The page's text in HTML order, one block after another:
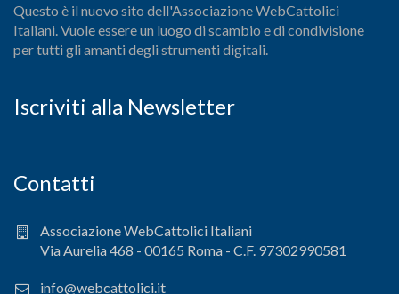
Questo è il nuovo sito dell'Associazione WebCattolici
Italiani. Vuole essere un luogo di scambio e di condivisione
per tutti gli amanti degli strumenti digitali.
Iscriviti alla Newsletter
Contatti
Associazione WebCattolici Italiani
Via Aurelia 468 - 00165 Roma - C.F. 97302990581
info@webcattolici.it